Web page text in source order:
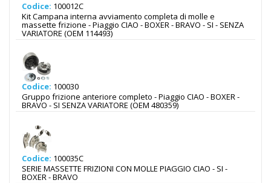
Codice: 100012C
Kit Campana interna avviamento completa di molle e
massette frizione - Piaggio CIAO - BOXER - BRAVO - SI - SENZA
VARIATORE (OEM 114493)
Codice: 100030
Gruppo frizione anteriore completo - Piaggio CIAO - BOXER -
BRAVO - SI SENZA VARIATORE (OEM 480359)
Codice: 100035C
SERIE MASSETTE FRIZIONI CON MOLLE PIAGGIO CIAO - SI -
BOXER - BRAVO